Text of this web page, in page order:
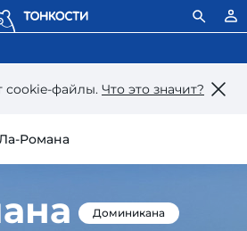
сookie-файлы. Что это значит?
Романа
Доминикана